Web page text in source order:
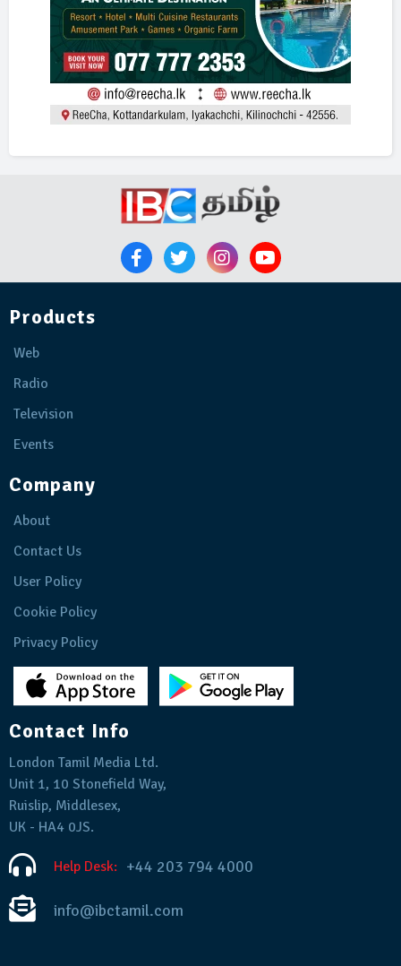
Products
Web
Radio
Television
Events
Company
About
Contact Us
User Policy
Cookie Policy
Privacy Policy
Contact Info
London Tamil Media Ltd.
Unit 1, 10 Stonefield Way,
Ruislip, Middlesex,
UK - HA4 0JS.
Help Desk: +44 203 794 4000
info@ibctamil.com